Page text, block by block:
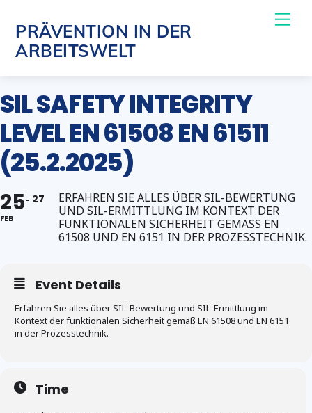
content
PRÄVENTION IN DER
ARBEITSWELT
SIL SAFETY INTEGRITY
LEVEL EN 61508 EN 61511
(25.2.2025)
25
FEB
27
ERFAHREN SIE ALLES ÜBER SIL-BEWERTUNG
UND SIL-ERMITTLUNG IM KONTEXT DER
FUNKTIONALEN SICHERHEIT GEMÄSS EN 6
1508 UND EN 6151 IN DER PROZESSTECHNIK.
Event Details
Erfahren Sie alles über SIL-Bewertung und SIL-Ermittlung im
Kontext der funktionalen Sicherheit gemäß EN 61508 und EN 6151
in der Prozesstechnik.
Time